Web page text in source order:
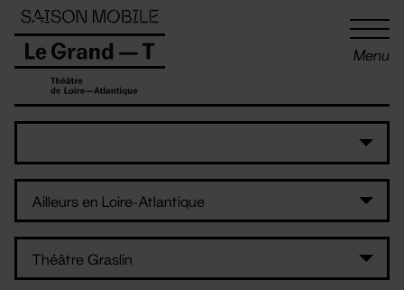
Menu
Panneau de gestion des cookies